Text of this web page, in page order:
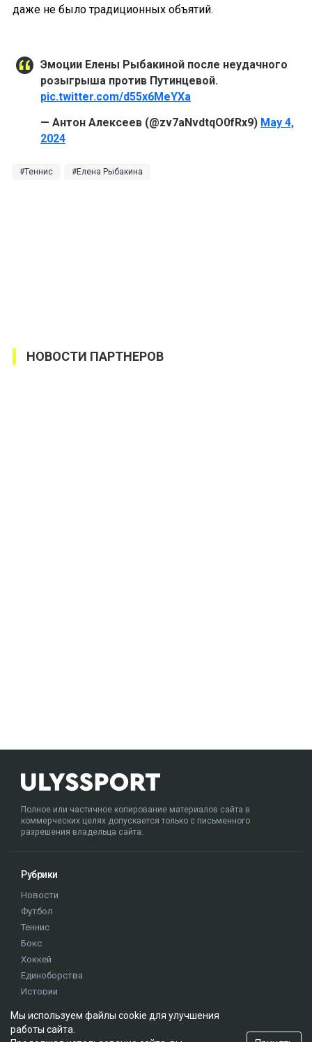
даже не было традиционных объятий.
Эмоции Елены Рыбакиной после неудачного
розыгрыша против Путинцевой.
pic.twitter.com/d55x6MeYXa
— Антон Алексеев (@zv7aNvdtqO0fRx9) May 4,
2024
Теннис Елена Рыбакина
НОВОСТИ ПАРТНЕРОВ
Полное или частичное копирование материалов сайта в
коммерческих целях допускается только с письменного
разрешения владельца сайта.
Рубрики
Новости
Футбол
Теннис
Бокс
Хоккей
Единоборства
Истории
Мы используем файлы cookie для улучшения
работы сайта.